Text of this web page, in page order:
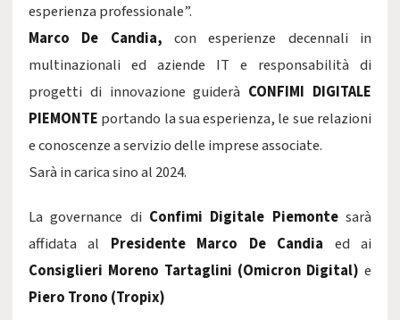
esperienza professionale”.
Marco De Candia, con esperienze decennali in
multinazionali ed aziende IT e responsabilità di
progetti di innovazione guiderà CONFIMI DIGITALE
PIEMONTE portando la sua esperienza, le sue relazioni
e conoscenze a servizio delle imprese associate.
Sarà in carica sino al 2024.
La governance di Confimi Digitale Piemontesarà
affidata al Presidente Marco De Candia ed ai
Consiglieri Moreno Tartaglini (Omicron Digital) e
Piero Trono (Tropix)